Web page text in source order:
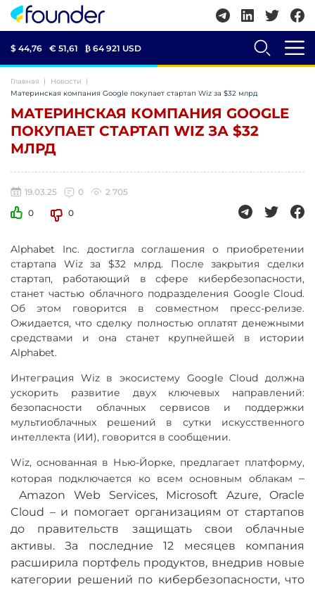
$ 44,76 € 51,61 ₿ 64 921 USD
Главная
Новости
Материнская компания Google покупает стартап Wiz за $32 млрд
МАТЕРИНСКАЯ КОМПАНИЯ GOOGLE
ПОКУПАЕТ СТАРТАП WIZ ЗА $32
МЛРД
19.03.25 0
2 705
0
0
Alphabet Inc. достигла соглашения о приобретении
стартапа Wiz за $32 млрд. После закрытия сделки
стартап, работающий в сфере кибербезопасности,
станет частью облачного подразделения Google Cloud.
Об этом говорится в совместном пресс-релизе.
Ожидается, что сделку полностью оплатят денежными
средствами и она станет крупнейшей в истории
Alphabet.
Интеграция Wiz в экосистему Google Cloud должна
ускорить развитие двух ключевых направлений:
безопасности облачных сервисов и поддержки
мультиоблачных решений в сутки искусственного
интеллекта (ИИ), говорится в сообщении.
Wiz, основанная в Нью-Йорке, предлагает платформу,
которая подключается ко всем основным облакам –
Amazon Web Services, Microsoft Azure, Oracle
Cloud –и помогает организациям от стартапов
до правительств защищать свои облачные
активы. За последние 12 месяцев компания
расширила портфель продуктов, внедрив новые
категории решений по кибербезопасности, что